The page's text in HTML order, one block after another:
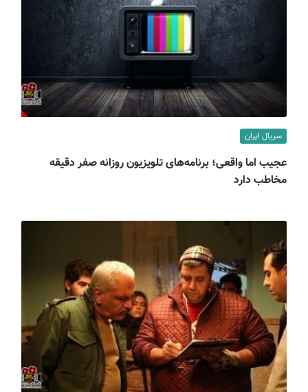
سریال ایران
عجیب اما واقعی؛ برنامه‌های تلویزیون روزانه صفر دقیقه
مخاطب دارد